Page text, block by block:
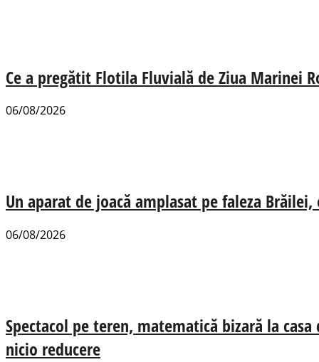
Ce a pregătit Flotila Fluvială de Ziua Marinei
06/08/2026
Un aparat de joacă amplasat pe faleza
06/08/2026
Spectacol pe teren, matematică bizară la
nicio reducere